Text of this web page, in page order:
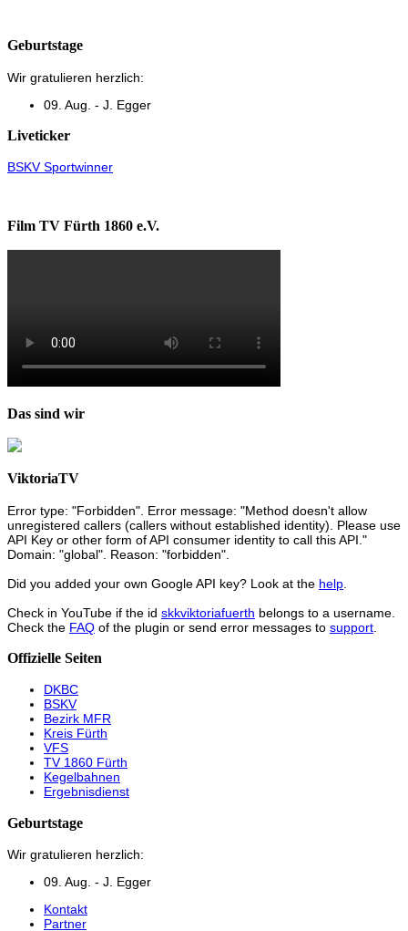
Geburtstage
Wir gratulieren herzlich:
09. Aug. - J. Egger
Liveticker
BSKV Sportwinner
Film TV Fürth 1860 e.V.
Das sind wir
ViktoriaTV
Error type: "Forbidden". Error message: "Method doesn't allow
unregistered callers (callers without established identity). Please use
API Key or other form of API consumer identity to call this API."
Domain: "global". Reason: "forbidden".
Did you added your own Google API key? Look at the help
Check in YouTube if the id skkviktoriafuerth belongs to a username.
Check the FAQ of the plugin or send error messages to support
Offizielle Seiten
DKBC
BSKV
Bezirk MFR
Kreis Fürth
VFS
TV 1860 Fürth
Kegelbahnen
Ergebnisdienst
Geburtstage
Wir gratulieren herzlich:
09. Aug. - J. Egger
Kontakt
Partner